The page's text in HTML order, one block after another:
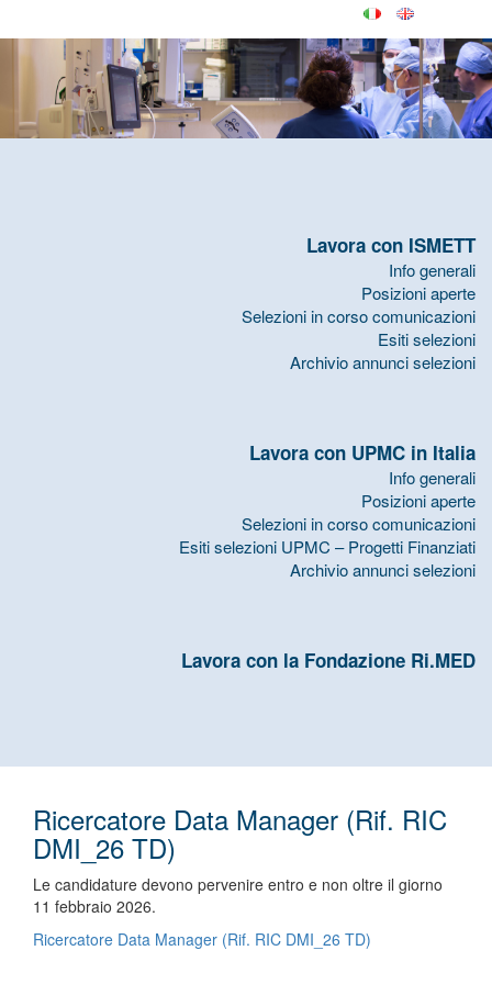
Lavora con ISMETT
Info generali
Posizioni aperte
Selezioni in corso comunicazioni
Esiti selezioni
Archivio annunci selezioni
Lavora con UPMC in Italia
Info generali
Posizioni aperte
Selezioni in corso comunicazioni
Esiti selezioni UPMC – Progetti Finanziati
Archivio annunci selezioni
Lavora con la Fondazione Ri.MED
Ricercatore Data Manager (Rif. RIC
DMI_26 TD)
Le candidature devono pervenire entro e non oltre il giorno
11 febbraio 2026.
Ricercatore Data Manager (Rif. RIC DMI_26 TD)